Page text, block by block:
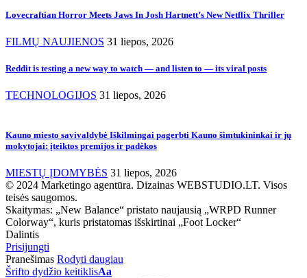
Lovecraftian Horror Meets Jaws In Josh Hartnett’s New Netflix Thriller
FILMŲ NAUJIENOS 31 liepos, 2026
Reddit is testing a new way to watch — and listen to — its viral posts
TECHNOLOGIJOS 31 liepos, 2026
Kauno miesto savivaldybė Iškilmingai pagerbti Kauno šimtukininkai ir jų
mokytojai: įteiktos premijos ir padėkos
MIESTŲ ĮDOMYBĖS 31 liepos, 2026
© 2024 Marketingo agentūra. Dizainas WEBSTUDIO.LT. Visos
teisės saugomos.
Skaitymas: „New Balance“ pristato naujausią „WRPD Runner
Colorway“, kuris pristatomas išskirtinai „Foot Locker“
Dalintis
Prisijungti
Pranešimas Rodyti daugiau
Šrifto dydžio keitiklisAa